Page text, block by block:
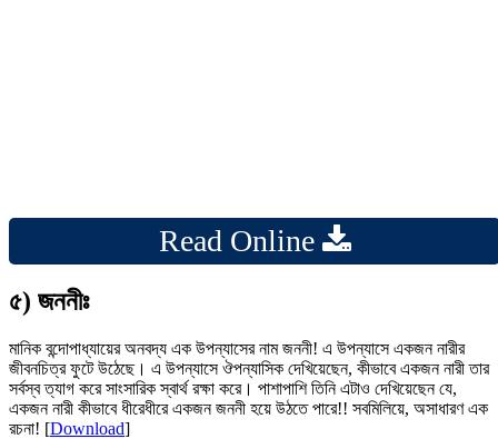
Read Online
৫) জননীঃ
মানিক বন্দোপাধ্যায়ের অনবদ্য এক উপন্যাসের নাম জননী! এ উপন্যাসে একজন নারীর
জীবনচিত্র ফুটে উঠেছে। এ উপন্যাসে ঔপন্যাসিক দেখিয়েছেন, কীভাবে একজন নারী তার
সর্বস্ব ত্যাগ করে সাংসারিক স্বার্থ রক্ষা করে। পাশাপাশি তিনি এটাও দেখিয়েছেন যে,
একজন নারী কীভাবে ধীরেধীরে একজন জননী হয়ে উঠতে পারে!! সবমিলিয়ে, অসাধারণ এক
রচনা! [Download]